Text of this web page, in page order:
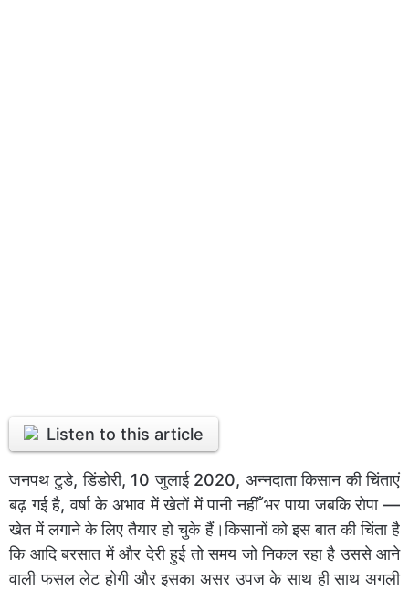
Listen to this article
जनपथ टुडे, डिंडोरी, 10 जुलाई 2020, अन्नदाता किसान की चिंताएं
बढ़ गई है, वर्षा के अभाव में खेतों में पानी नहीँ भर पाया जबकि रोपा —
खेत में लगाने के लिए तैयार हो चुके हैं।किसानों को इस बात की चिंता है
कि आदि बरसात में और देरी हुई तो समय जो निकल रहा है उससे आने
वाली फसल लेट होगी और इसका असर उपज के साथ ही साथ अगली